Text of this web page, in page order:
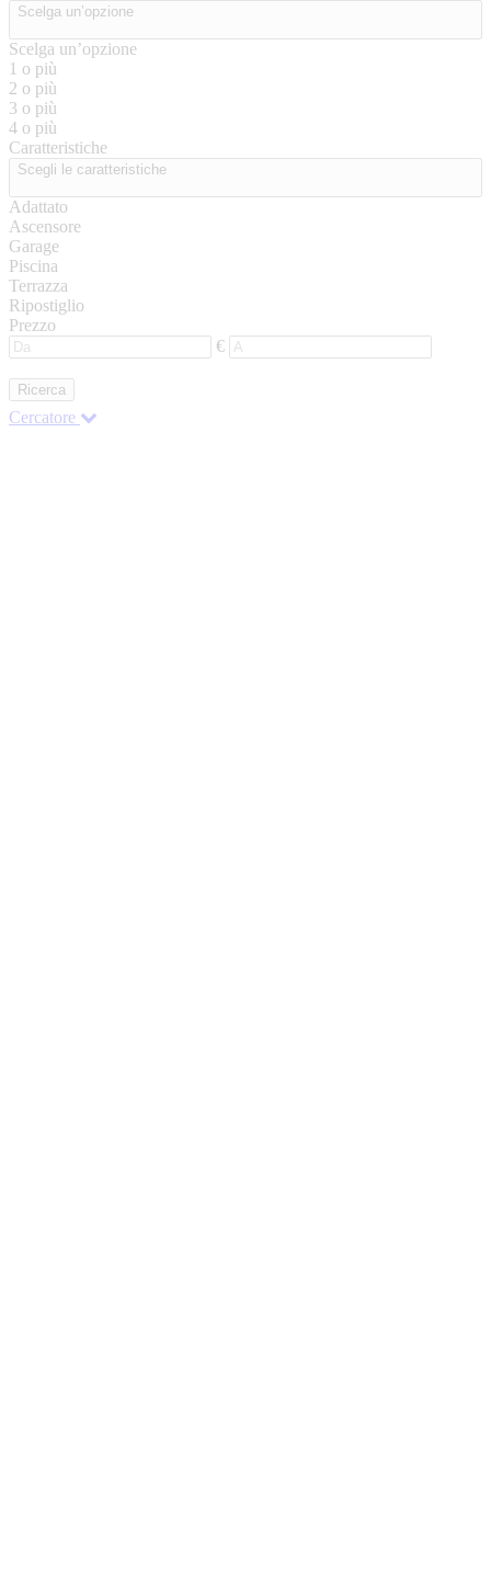
Scelga un’opzione
Scelga un’opzione
1 o più
2 o più
3 o più
4 o più
Caratteristiche
Scegli le caratteristiche
Adattato
Ascensore
Garage
Piscina
Terrazza
Ripostiglio
Prezzo
€
Ricerca
Cercatore